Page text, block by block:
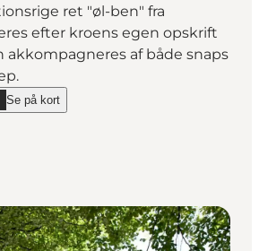
ret "øl-ben" fra
efter kroens egen opskrift
akkompagneres af både snaps
Kro"
Se på kort
Sevel Kro on_map